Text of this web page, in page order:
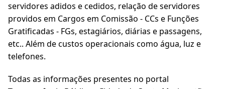
servidores adidos e cedidos, relação de servidores
providos em Cargos em Comissão - CCs e Funções
Gratificadas - FGs, estagiários, diárias e passagens,
etc.. Além de custos operacionais como água, luz e
telefones.
Todas as informações presentes no portal